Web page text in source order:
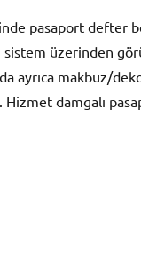
pasaport defter
üzerinden
ayrıca makbuz/
damgalı